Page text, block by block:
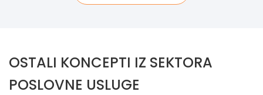
OSTALI KONCEPTI IZ SEKTORA
POSLOVNE USLUGE